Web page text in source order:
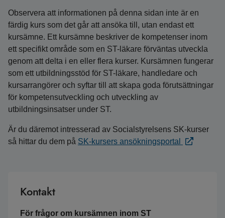
Observera att informationen på denna sidan inte är en
färdig kurs som det går att ansöka till, utan endast ett
kursämne. Ett kursämne beskriver de kompetenser inom
ett specifikt område som en ST-läkare förväntas utveckla
genom att delta i en eller flera kurser. Kursämnen fungerar
som ett utbildningsstöd för ST-läkare, handledare och
kursarrangörer och syftar till att skapa goda förutsättningar
för kompetensutveckling och utveckling av
utbildningsinsatser under ST.
Är du däremot intresserad av Socialstyrelsens SK-kurser
så hittar du dem på SK-kursers ansökningsportal
Kontakt
För frågor om kursämnen inom ST